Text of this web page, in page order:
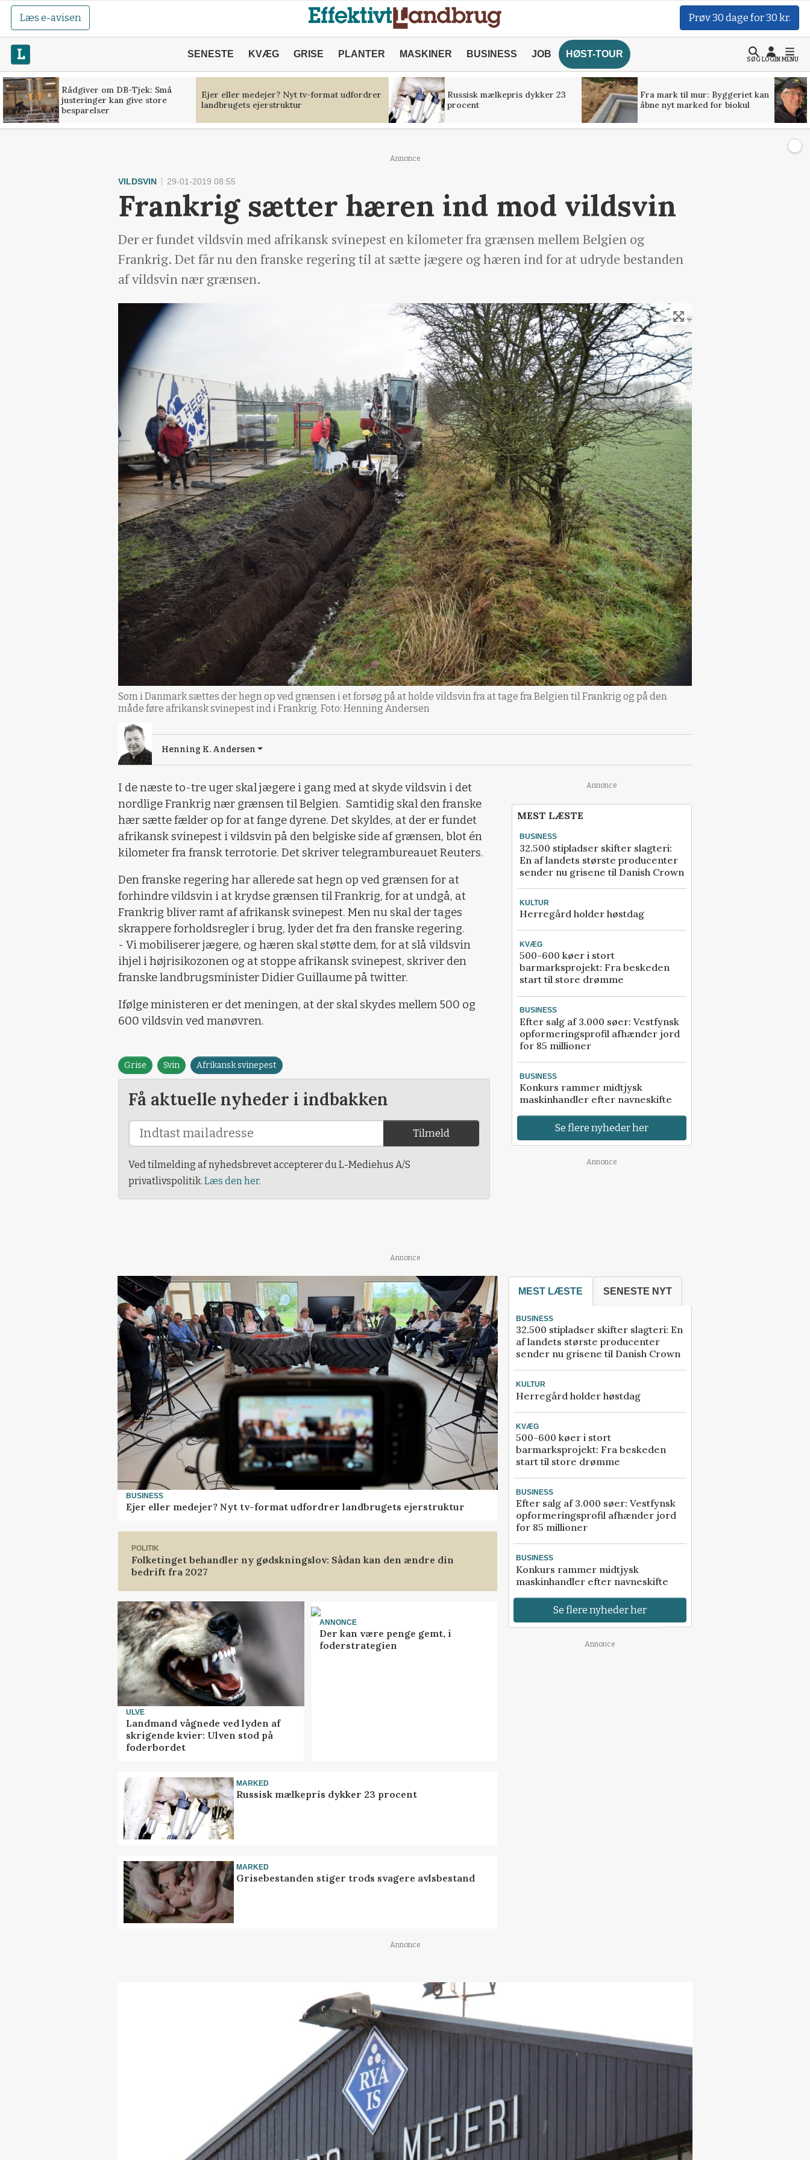
Læs e-avisen Prøv 30 dage for 30 kr.
SENESTE KVÆG GRISE PLANTER MASKINER BUSINESS JOB HØST-TOUR
SØGLOGINMENU
Rådgiver om DB-Tjek: Små
justeringer kan give store
besparelser
Ejer eller medejer? Nyt tv-format udfordrer
landbrugets ejerstruktur
Russisk mælkepris dykker 23
procent
Fra mark til mur: Byggeriet kan
åbne nyt marked for biokul
Annonce
VILDSVIN 29-01-2019 08:55
Frankrig sætter hæren ind mod vildsvin
Der er fundet vildsvin med afrikansk svinepest en kilometer fra grænsen mellem Belgien og
Frankrig. Det får nu den franske regering til at sætte jægere og hæren ind for at udryde bestanden
af vildsvin nær grænsen.
Som i Danmark sættes der hegn op ved grænsen i et forsøg på at holde vildsvin fra at tage fra Belgien til Frankrig og på den
måde føre afrikansk svinepest ind i Frankrig. Foto: Henning Andersen
Henning K. Andersen
I de næste to-tre uger skal jægere i gang med at skyde vildsvin i det
nordlige Frankrig nær grænsen til Belgien. Samtidig skal den franske
hær sætte fælder op for at fange dyrene. Det skyldes, at der er fundet
afrikansk svinepest i vildsvin på den belgiske side af grænsen, blot én
kilometer fra fransk terrotorie. Det skriver telegrambureauet Reuters.
Den franske regering har allerede sat hegn op ved grænsen for at
forhindre vildsvin i at krydse grænsen til Frankrig, for at undgå, at
Frankrig bliver ramt af afrikansk svinepest. Men nu skal der tages
skrappere forholdsregler i brug, lyder det fra den franske regering.
- Vi mobiliserer jægere, og hæren skal støtte dem, for at slå vildsvin
ihjel i højrisikozonen og at stoppe afrikansk svinepest, skriver den
franske landbrugsminister Didier Guillaume på twitter.
Ifølge ministeren er det meningen, at der skal skydes mellem 500 og
600 vildsvin ved manøvren.
Grise Svin Afrikansk svinepest
Få aktuelle nyheder i indbakken
Tilmeld
Ved tilmelding af nyhedsbrevet accepterer du L-Mediehus A/S
privatlivspolitik. Læs den her.
Annonce
MEST LÆSTE
BUSINESS
32.500 stipladser skifter slagteri:
En af landets største producenter
sender nu grisene til Danish Crown
KULTUR
Herregård holder høstdag
KVÆG
500-600 køer i stort
barmarksprojekt: Fra beskeden
start til store drømme
BUSINESS
Efter salg af 3.000 søer: Vestfynsk
opformeringsprofil afhænder jord
for 85 millioner
BUSINESS
Konkurs rammer midtjysk
maskinhandler efter navneskifte
Se flere nyheder her
Annonce
Annonce
BUSINESS
Ejer eller medejer? Nyt tv-format udfordrer landbrugets ejerstruktur
POLITIK
Folketinget behandler ny gødskningslov: Sådan kan den ændre din
bedrift fra 2027
ULVE
Landmand vågnede ved lyden af
skrigende kvier: Ulven stod på
foderbordet
ANNONCE
Der kan være penge gemt, i
foderstrategien
MARKED
Russisk mælkepris dykker 23 procent
MARKED
Grisebestanden stiger trods svagere avlsbestand
MEST LÆSTE SENESTE NYT
BUSINESS
32.500 stipladser skifter slagteri: En
af landets største producenter
sender nu grisene til Danish Crown
KULTUR
Herregård holder høstdag
KVÆG
500-600 køer i stort
barmarksprojekt: Fra beskeden
start til store drømme
BUSINESS
Efter salg af 3.000 søer: Vestfynsk
opformeringsprofil afhænder jord
for 85 millioner
BUSINESS
Konkurs rammer midtjysk
maskinhandler efter navneskifte
Se flere nyheder her
Annonce
Annonce